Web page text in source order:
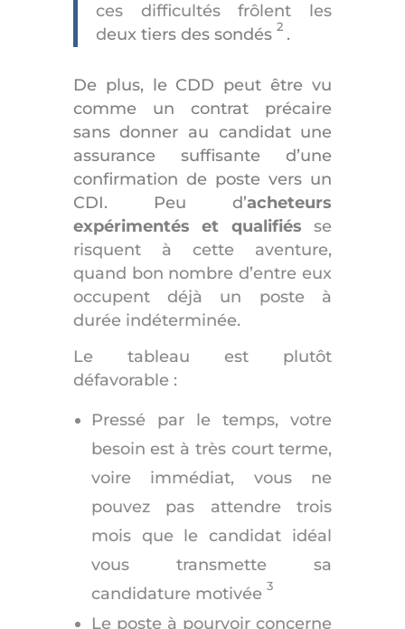
ces difficultés frôlent les
deux tiers des sondés 2 .
De plus, le CDD peut être vu
comme un contrat précaire
sans donner au candidat une
assurance suffisante d’une
confirmation de poste vers un
CDI. Peu d’acheteurs
expérimentés et qualifiés
se
risquent à cette aventure,
quand bon nombre d’entre eux
occupent déjà un poste à
durée indéterminée.
Le tableau est plutôt
défavorable :
Pressé par le temps, votre
besoin est à très court terme,
voire immédiat, vous ne
pouvez pas attendre trois
mois que le candidat idéal
vous transmette sa
candidature motivée 3
Le poste à pourvoir concerne